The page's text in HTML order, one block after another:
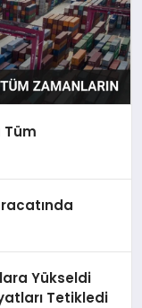
Tüm
Yükseldi
Tetikledi